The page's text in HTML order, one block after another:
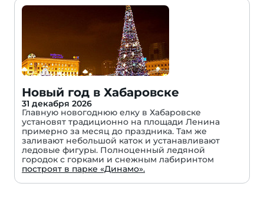
Новый год в Хабаровске
31 декабря 2026
Главную новогоднюю елку в Хабаровске
установят традиционно на площади Ленина
примерно за месяц до праздника. Там же
заливают небольшой каток и устанавливают
ледовые фигуры. Полноценный ледяной
городок с горками и снежным лабиринтом
построят в парке «Динамо».